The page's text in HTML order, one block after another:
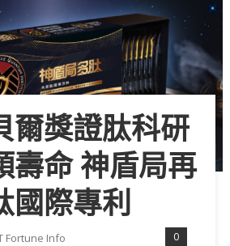
爾獎證肽科研
壽命 神盾局再
國際專利
Fortune Info 0